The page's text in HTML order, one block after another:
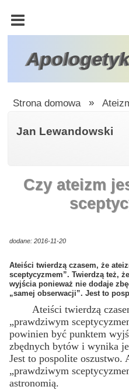
KOŚCIÓŁ
KATOLICKI
TRÓJCA
ŚWIĘTA
OBRONIE
INNE
Strona domowa »
Jan Lewandowski
Czy ateizm
dodane: 2016-11-20
Ateiści twierdzą czasem, że
sceptycyzmem”. Twierdzą też,
wyjścia ponieważ nie dodaje
„samej obserwacji”. Jest to
Ateiści twierdzą
„prawdziwym
powinien być punktem
zbędnych bytów i wynika
Jest to pospolite
„prawdziwym
astronomią.